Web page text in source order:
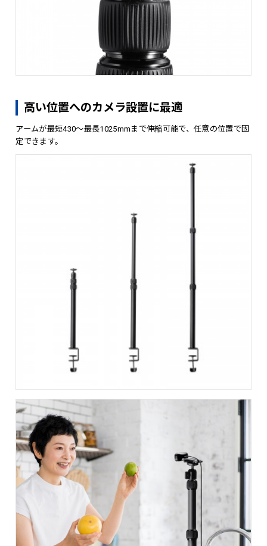
高い位置へのカメラ設置に最適
アームが最短430～最長1025mmまで伸縮可能で、任意の位置で固
定できます。